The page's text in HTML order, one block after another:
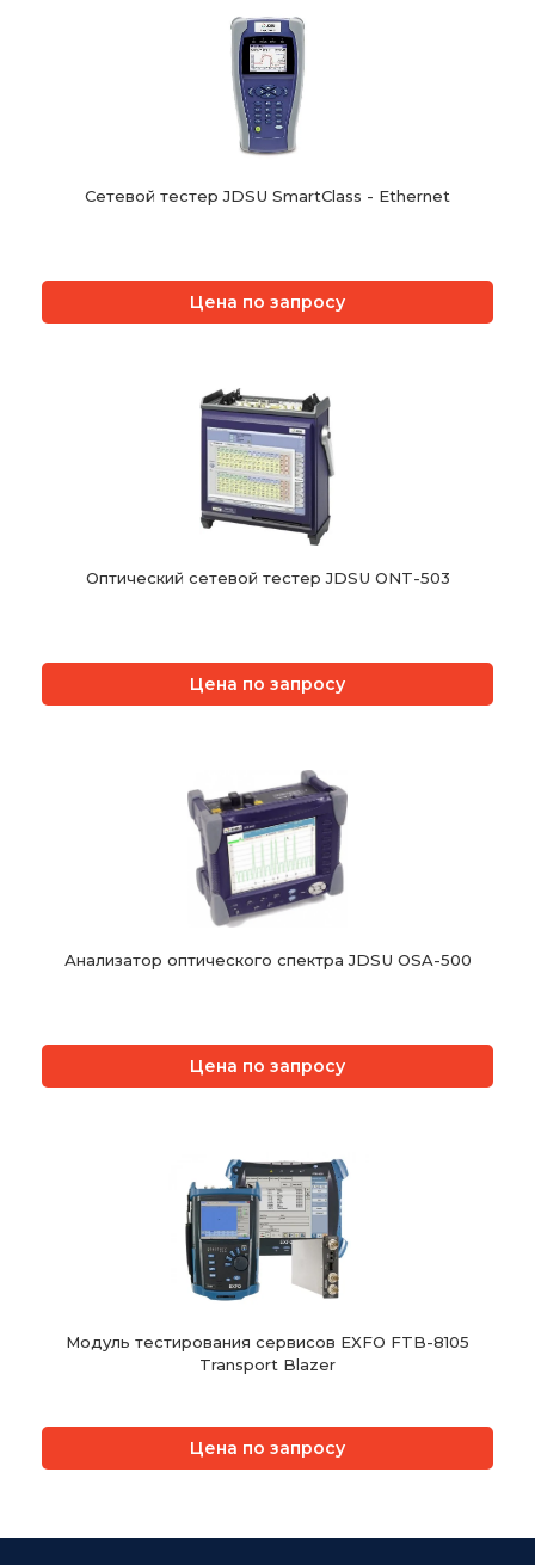
Сетевой тестер JDSU SmartClass - Ethernet
Цена по запросу
Оптический сетевой тестер JDSU ONT-503
Цена по запросу
Анализатор оптического спектра JDSU OSA-500
Цена по запросу
Модуль тестирования сервисов EXFO FTB-8105
Transport Blazer
Цена по запросу